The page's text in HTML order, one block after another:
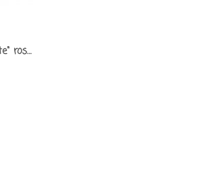
Bavoir serviette "Homard coquette" rose -...